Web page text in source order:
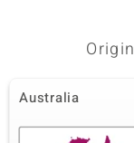
Australia